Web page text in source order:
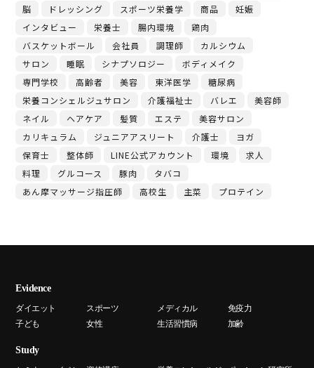
脳
ドレッシング スポーツ栄養学 商品
妊娠
インタビュー
栄養士 腸内環境
鶏肉
バスケットボール
会社員 調理師
カルシウム
サロン
睡眠 シナプソロジー
ボディメイク
専門学校
高齢者 美容 東洋医学
糖尿病
栄養コンシェルジュサロン
介護福祉士 バレエ
美容師
ネイル
ヘアケア 髪質 エステ
美容サロン
カリキュラム
ジュニアアスリート 介護士
ヨガ
保育士
整体師 LINE公式アカウント 環境
求人
料理
グルコース 豚肉
タバコ
あん摩マッサージ指圧師
高校生 主菜 プロテイン
Evidence
ダイエット スポーツ メディカル
免疫力
子ども
女性 生活習慣病 加齢
Study